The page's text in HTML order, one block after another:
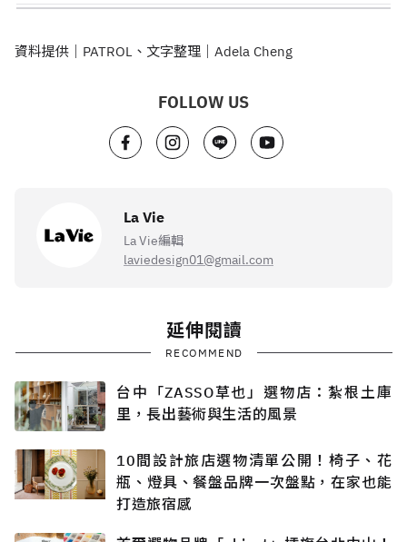
資料提供｜PATROL、文字整理｜Adela Cheng
FOLLOW US
La Vie
La Vie編輯
laviedesign01@gmail.com
延伸閱讀
RECOMMEND
台中「ZASSO草也」選物店：紮根土庫
里，長出藝術與生活的風景
10間設計旅店選物清單公開！椅子、花
瓶、燈具、餐盤品牌一次盤點，在家也能
打造旅宿感